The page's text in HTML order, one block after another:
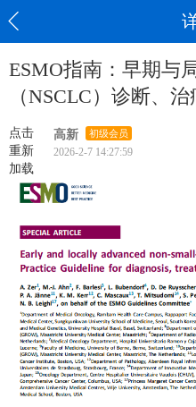
ESMO指南：早期与
（NSCLC）诊断、
点击
重新
加载
高新 初级会员
2026-2-7 14:27:59